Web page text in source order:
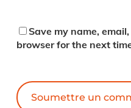
Save my name,
browser for the next